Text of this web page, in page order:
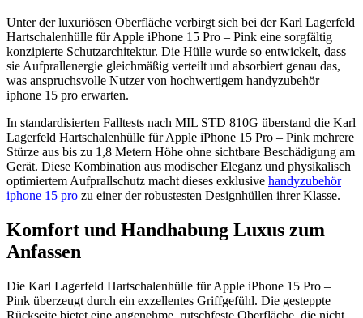
Unter der luxuriösen Oberfläche verbirgt sich bei der Karl Lagerfeld
Hartschalenhülle für Apple iPhone 15 Pro – Pink eine sorgfältig
konzipierte Schutzarchitektur. Die Hülle wurde so entwickelt, dass
sie Aufprallenergie gleichmäßig verteilt und absorbiert genau das,
was anspruchsvolle Nutzer von hochwertigem handyzubehör
iphone 15 pro erwarten.
In standardisierten Falltests nach MIL STD 810G überstand die Karl
Lagerfeld Hartschalenhülle für Apple iPhone 15 Pro – Pink mehrere
Stürze aus bis zu 1,8 Metern Höhe ohne sichtbare Beschädigung am
Gerät. Diese Kombination aus modischer Eleganz und physikalisch
optimiertem Aufprallschutz macht dieses exklusive handyzubehör
iphone 15 pro zu einer der robustesten Designhüllen ihrer Klasse.
Komfort und Handhabung Luxus zum
Anfassen
Die Karl Lagerfeld Hartschalenhülle für Apple iPhone 15 Pro –
Pink überzeugt durch ein exzellentes Griffgefühl. Die gesteppte
Rückseite bietet eine angenehme, rutschfeste Oberfläche, die nicht